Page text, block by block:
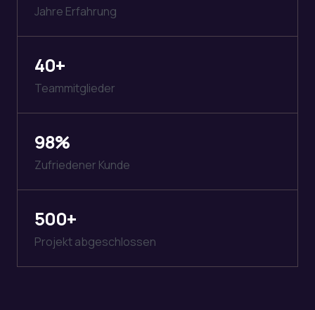
Jahre Erfahrung
40+
Teammitglieder
98%
Zufriedener Kunde
500+
Projekt abgeschlossen